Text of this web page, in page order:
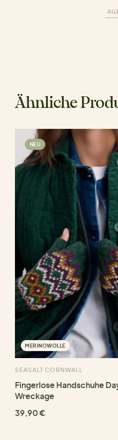
Ähnliche
NEU
MERINOWOLLE
SEASALT CORNWALL
Fingerlose Handschuhe
Wreckage
39,90 €